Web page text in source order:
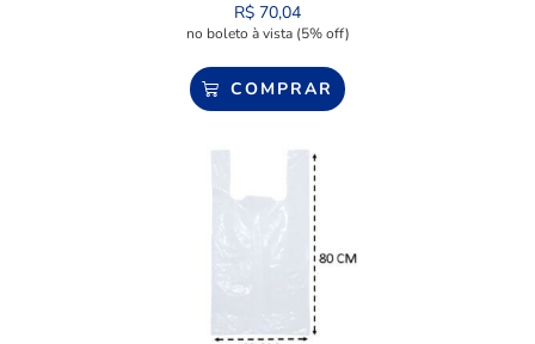
R$ 70,04
no boleto à vista (5% off)
COMPRAR